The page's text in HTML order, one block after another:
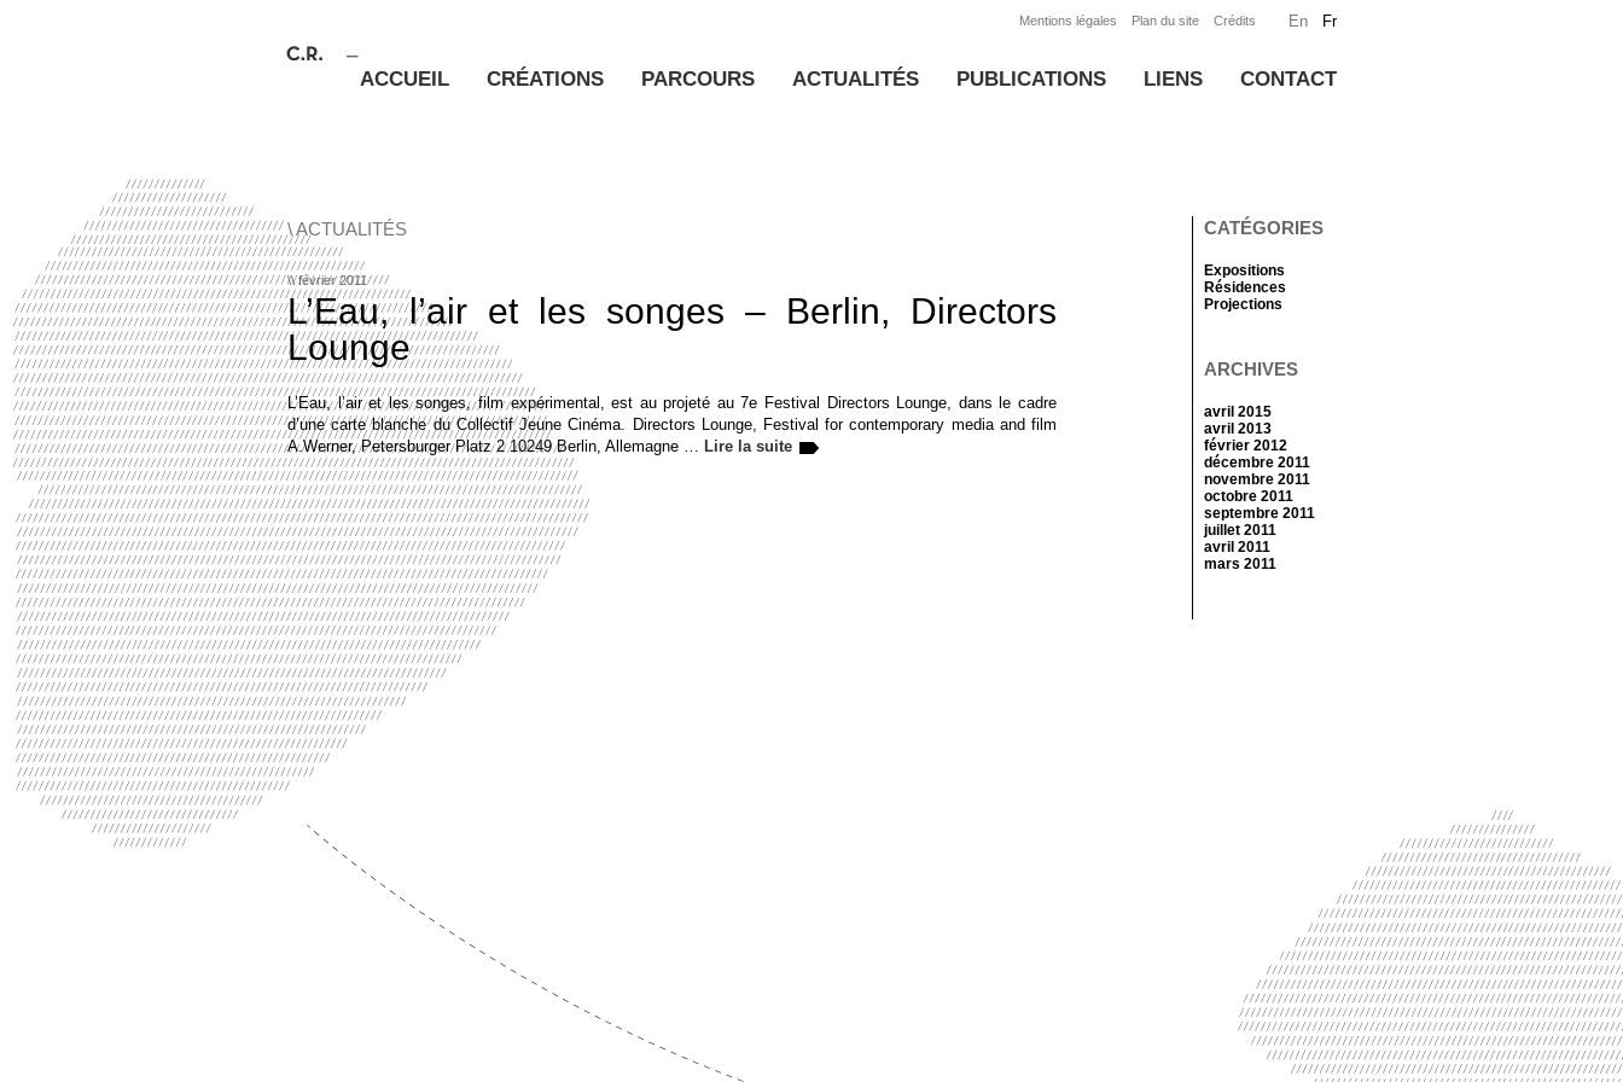
En Fr
Mentions légales Plan du site Crédits
ACCUEIL CRÉATIONS PARCOURS ACTUALITÉS PUBLICATIONS LIENS CONTACT
\ ACTUALITÉS
\\ février 2011
L’Eau, l’air et les songes – Berlin, Directors
Lounge
L’Eau, l’air et les songes, film expérimental, est au projeté au 7e Festival Directors Lounge, dans le cadre
d’une carte blanche du Collectif Jeune Cinéma. Directors Lounge, Festival for contemporary media and film
A.Werner, Petersburger Platz 2 10249 Berlin, Allemagne … Lire la suite
CATÉGORIES
Expositions
Résidences
Projections
ARCHIVES
avril 2015
avril 2013
février 2012
décembre 2011
novembre 2011
octobre 2011
septembre 2011
juillet 2011
avril 2011
mars 2011